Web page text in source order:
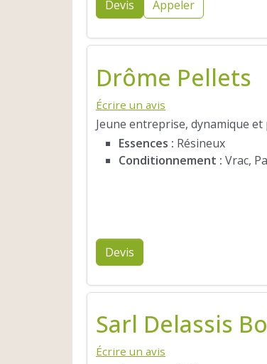
Devis
Appeler
Drôme Pellets
Écrire un avis
Jeune entreprise, dynamique
Essences : Résineux
Conditionnement : Vrac,
Devis
Sarl Delassis
Écrire un avis